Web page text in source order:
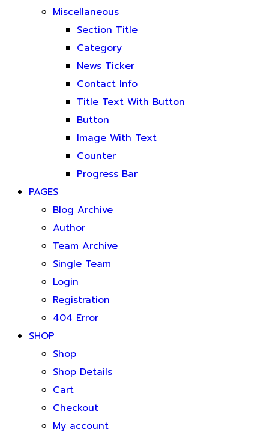
Miscellaneous
Section Title
Category
News Ticker
Contact Info
Title Text With Button
Button
Image With Text
Counter
Progress Bar
PAGES
Blog Archive
Author
Team Archive
Single Team
Login
Registration
404 Error
SHOP
Shop
Shop Details
Cart
Checkout
My account